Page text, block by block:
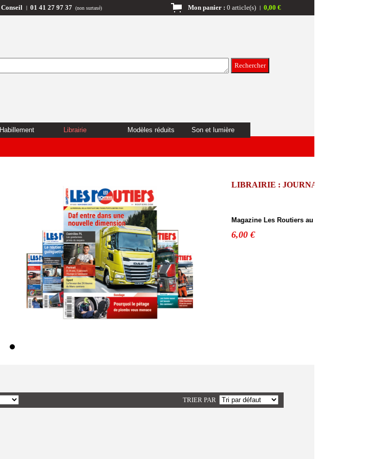
Conseil | 01 41 27 97 37 (non surtaxé) Mon panier : 0 article(s) | 0,00 €
Habillement Librairie Modèles réduits Son et lumière
Magazine Les Routiers au détail
6,00 €
TRIER PAR